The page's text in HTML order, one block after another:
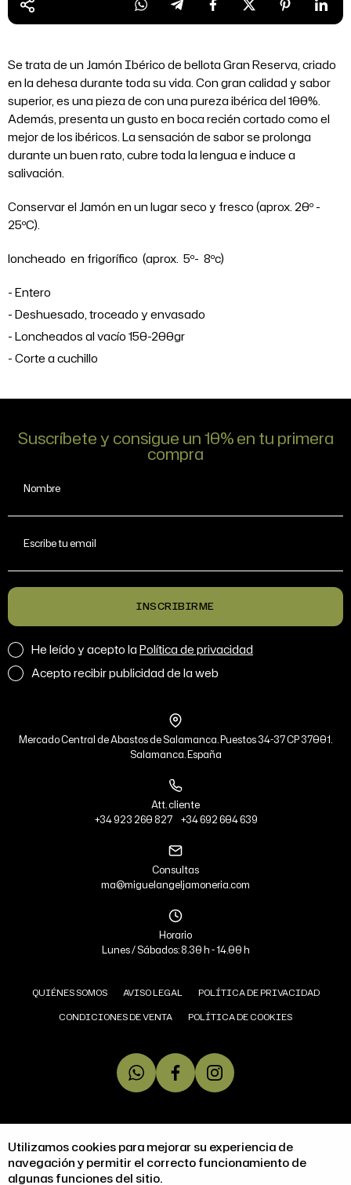
Utilizamos cookies para mejorar su experiencia de
navegación y permitir el correcto funcionamiento de
algunas funciones del sitio.
Se trata de un Jamón Ibérico de bellota Gran Reserva, criado
en la dehesa durante toda su vida. Con gran calidad y sabor
superior, es una pieza de con una pureza ibérica del 100%.
Además, presenta un gusto en boca recién cortado como el
mejor de los ibéricos. La sensación de sabor se prolonga
durante un buen rato, cubre toda la lengua e induce a
salivación.
Conservar el Jamón en un lugar seco y fresco (aprox. 20º -
25ºC).
loncheado en frigorífico (aprox. 5º- 8ºc)
Entero
Deshuesado, troceado y envasado
Loncheados al vacío 150-200gr
Corte a cuchillo
Suscríbete y consigue un 10% en tu primera
compra
Nombre
Escribe tu email
INSCRIBIRME
He leído y acepto laPolítica de privacidad
Acepto recibir publicidad de la web
Mercado Central de Abastos de Salamanca. Puestos 34-37 CP 37001.
Salamanca. España
Att. cliente
+34 923 260 827
+34 692 604 639
Consultas
ma@miguelangeljamoneria.com
Horario
Lunes / Sábados: 8.30 h - 14.00 h
QUIÉNES SOMOS AVISO LEGAL
POLÍTICA DE PRIVACIDAD
CONDICIONES DE VENTA
POLÍTICA DE COOKIES
COPYRIGHT © 2026 MIGUEL ÁNGEL JAMONERÍA.
TODOS LOS DERECHOS RESERVADOS
DISEÑO WEB SGM